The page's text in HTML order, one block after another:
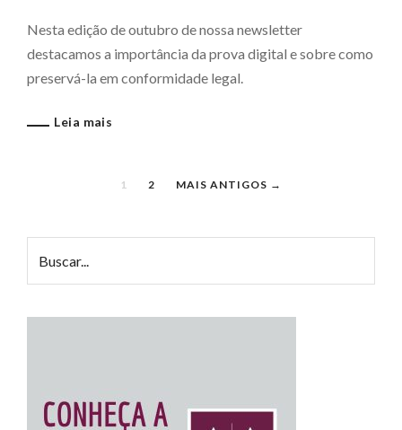
Nesta edição de outubro de nossa newsletter
destacamos a importância da prova digital e sobre como
preservá-la em conformidade legal.
Leia mais
1 2 MAIS ANTIGOS →